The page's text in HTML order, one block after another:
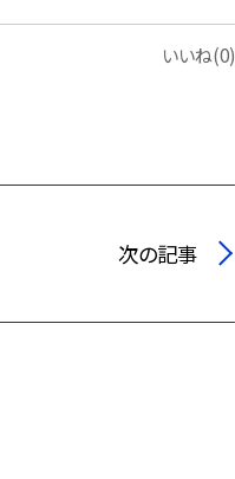
いいね(0)
次の記事